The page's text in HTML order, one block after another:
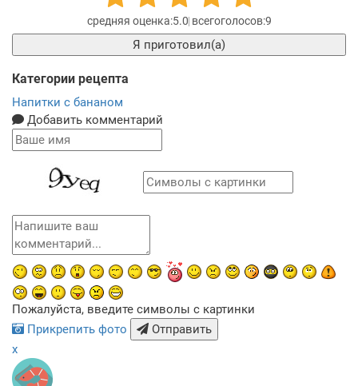
5.0 9
Я приготовил(а)
Категории рецепта
Напитки с бананом
Добавить комментарий
Пожалуйста, введите символы с картинки
Прикрепить фото
Отправить
x